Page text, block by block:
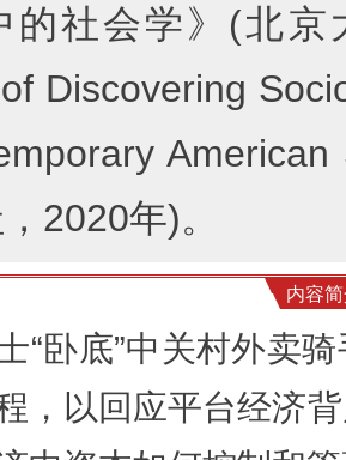
的社会学》(北
Discovering
2020年)。
内容
“卧底”中关村外卖
，以回应平台经济